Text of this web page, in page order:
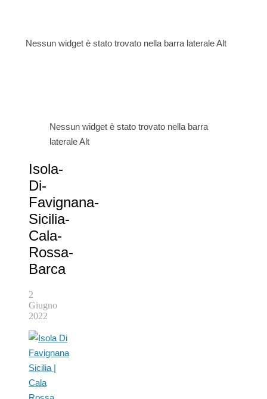
Nessun widget è stato trovato nella barra laterale Alt
Nessun widget è stato trovato nella barra
laterale Alt
Isola-
Di-
Favignana-
Sicilia-
Cala-
Rossa-
Barca
2
Giugno
2022